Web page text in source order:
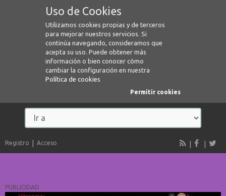
Uso de Cookies
Utilizamos cookies propias y de terceros
para mejorar nuestros servicios. Si
continúa navegando, consideramos que
acepta su uso. Puede obtener más
información o bien conocer cómo
cambiar la configuración en nuestra
Política de cookies
Permitir cookies
Registro Acceso
PUBLICIDAD